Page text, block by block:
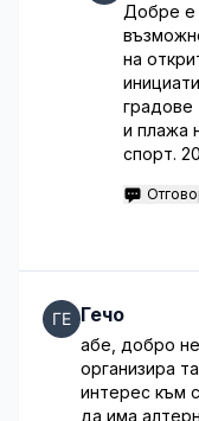
Добре е
на
градове
и плажа
спорт.
Гечо
абе, добро
организира
интерес към
да има